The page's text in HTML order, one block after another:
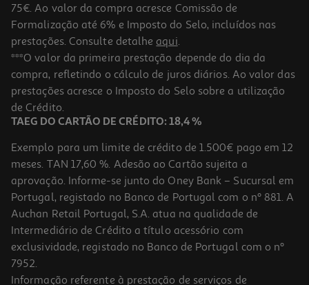
3.0
Bolacha Aveia Cem Porcento Sem Açúcar Adicionado 140g
21.36 €/Kg
2,99 €
75€. Ao valor da compra acresce Comissão de
Formalização até 6% e Imposto do Selo, incluídos nas
prestações. Consulte detalhe aqui.
***O valor da primeira prestação depende do dia da
compra, refletindo o cálculo de juros diários. Ao valor das
prestações acresce o Imposto do Selo sobre a utilização
de Crédito.
TAEG DO CARTÃO DE CRÉDITO: 18,4 %
Exemplo para um limite de crédito de 1.500€ pago em 12
meses. TAN 17,60 %. Adesão ao Cartão sujeita a
aprovação. Informe-se junto do Oney Bank – Sucursal em
Portugal, registado no Banco de Portugal com o nº 881. A
Auchan Retail Portugal, S.A. atua na qualidade de
Intermediário de Crédito a título acessório com
exclusividade, registado no Banco de Portugal com o nº
7952.
Informação referente à prestação de serviços de